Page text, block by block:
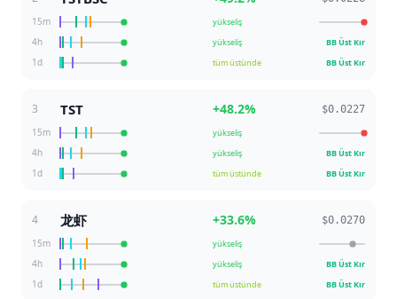
15m
yükseliş
4h yükseliş BB Üst Kır
1d tüm üstünde BB Üst Kır
3 TST +48.2%
$0.0227
15m
yükseliş
4h yükseliş BB Üst Kır
1d tüm üstünde BB Üst Kır
4 龙虾 +33.6%
$0.0270
15m
yükseliş
4h yükseliş BB Üst Kır
1d tüm üstünde BB Üst Kır